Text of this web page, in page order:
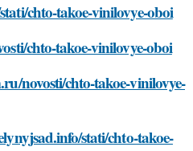
chto-takoe-vinilovye-oboi
chto-takoe-vinilovye-oboi
novosti/chto-takoe-vinilovye-
stati/chto-takoe-